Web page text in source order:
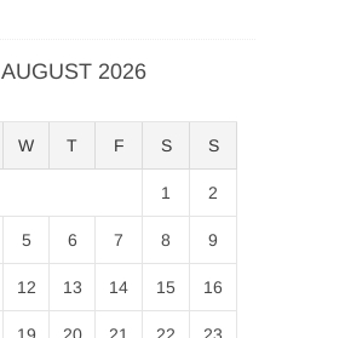
AUGUST 2026
W T F S S
1 2
5 6 7 8 9
12 13 14 15 16